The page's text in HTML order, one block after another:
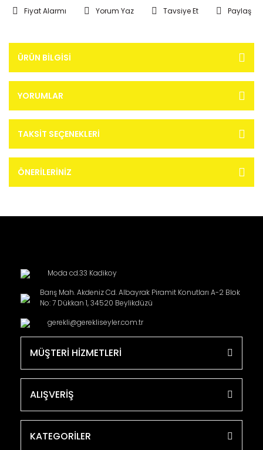
Fiyat Alarmı Yorum Yaz Tavsiye Et Paylaş
ÜRÜN BILGISI
YORUMLAR
TAKSIT SEÇENEKLERI
ÖNERILERINIZ
Moda cd.33 Kadikoy
Barış Mah. Akdeniz Cd. Albayrak Piramit Konutları A-2 Blok
No: 7 Dükkan 1, 34520 Beylikdüzü
gerekli@gerekliseyler.com.tr
MÜŞTERİ HİZMETLERİ
ALIŞVERİŞ
KATEGORİLER